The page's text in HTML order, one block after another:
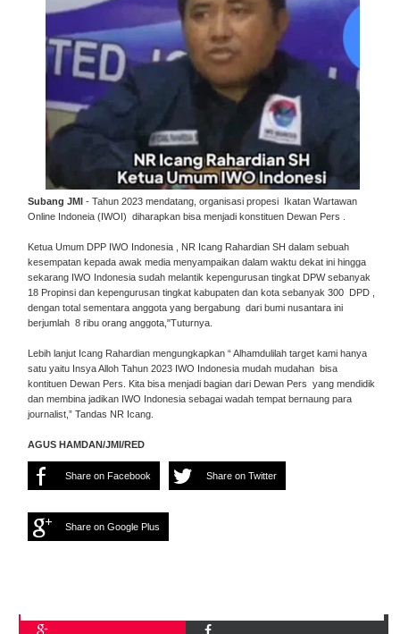
Subang JMI - Tahun 2023 mendatang, organisasi propesi Ikatan Wartawan
Online Indoneia (IWOI) diharapkan bisa menjadi konstituen Dewan Pers .
Ketua Umum DPP IWO Indonesia , NR Icang Rahardian SH dalam sebuah
kesempatan kepada awak media menyampaikan dalam waktu dekat ini hingga
sekarang IWO Indonesia sudah melantik kepengurusan tingkat DPW sebanyak
18 Propinsi dan kepengurusan tingkat kabupaten dan kota sebanyak 300 DPD ,
dengan total sementara anggota yang bergabung dari bumi nusantara ini
berjumlah 8 ribu orang anggota,"Tuturnya.
Lebih lanjut Icang Rahardian mengungkapkan “ Alhamdulilah target kami hanya
satu yaitu Insya Alloh Tahun 2023 IWO Indonesia mudah mudahan bisa
kontituen Dewan Pers. Kita bisa menjadi bagian dari Dewan Pers yang mendidik
dan membina jadikan IWO Indonesia sebagai wadah tempat bernaung para
journalist,” Tandas NR Icang.
AGUS HAMDAN/JMI/RED
Share on Facebook Share on Twitter
Share on Google Plus